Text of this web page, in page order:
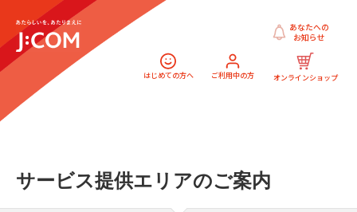
はじめての方へ ご利用中の方 オンラインショップ
あなたへの
お知らせ
サービス提供エリアのご案内